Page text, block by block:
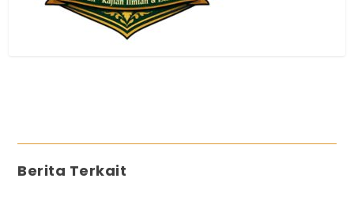
Berita Terkait